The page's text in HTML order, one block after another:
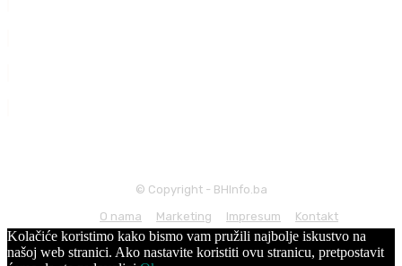
© Copyright - BHInfo.ba
O nama
Marketing Impresum Kontakt
Kolačiće koristimo kako bismo vam pružili najbolje iskustvo na
našoj web stranici. Ako nastavite koristiti ovu stranicu, pretpostavit